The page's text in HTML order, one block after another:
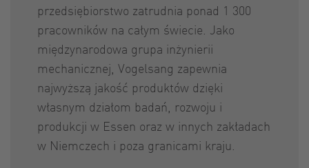
przedsiębiorstwo zatrudnia ponad 1 300
pracowników na całym świecie. Jako
międzynarodowa grupa inżynierii
mechanicznej, Vogelsang zapewnia
najwyższą jakość produktów dzięki
własnym działom badań, rozwoju i
produkcji w Essen oraz w innych zakładach
w Niemczech i poza granicami kraju.